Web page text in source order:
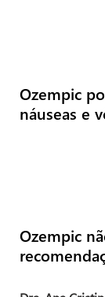
Ozempic
náuseas e
Ozempic